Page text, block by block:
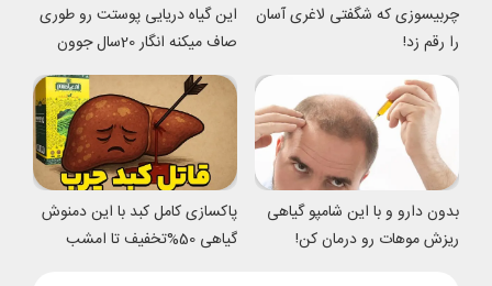
چربیسوزی که شگفتی لاغری آسان
را رقم زد!
این گیاه دریایی پوستت رو طوری
صاف میکنه انگار 20سال جوون
شدی
بدون دارو و با این شامپو گیاهی
ریزش موهات رو درمان کن!
پاکسازی کامل کبد با این دمنوش
گیاهی 50%تخفیف تا امشب